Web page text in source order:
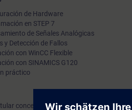
de Hardware
en STEP 7
de Señales Analógicas
y Detección de Fallos
con WinCC Flexible
con SINAMICS G120
práctico
conceptos significativos de